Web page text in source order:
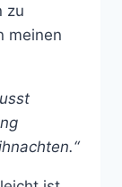
zu
meinen